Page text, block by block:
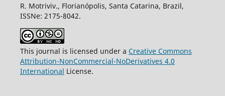
R. Motriviv., Florianópolis, Santa Catarina, Brazil,
ISSNe: 2175-8042.
This journal is licensed under a Creative Commons
Attribution-NonCommercial-NoDerivatives 4.0
International License.